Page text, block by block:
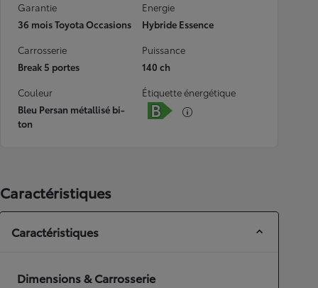
Garantie
36 mois Toyota Occasions
Energie
Hybride Essence
Carrosserie
Break 5 portes
Puissance
140 ch
Couleur
Bleu Persan métallisé bi-
ton
Étiquette énergétique
Caractéristiques
Caractéristiques
Dimensions & Carrosserie